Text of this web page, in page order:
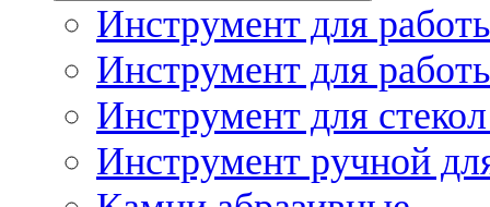
Инструмент для
Инструмент для
Инструмент для
Инструмент ручной